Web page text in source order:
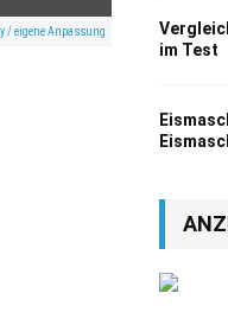
/ eigene Anpassung
im Test